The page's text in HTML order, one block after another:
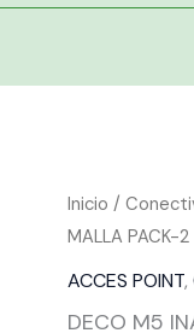
Inicio /
MALLA PACK-2
ACCES POINT,
DECO M5
DECO
M5
INALAMBRICO
DE